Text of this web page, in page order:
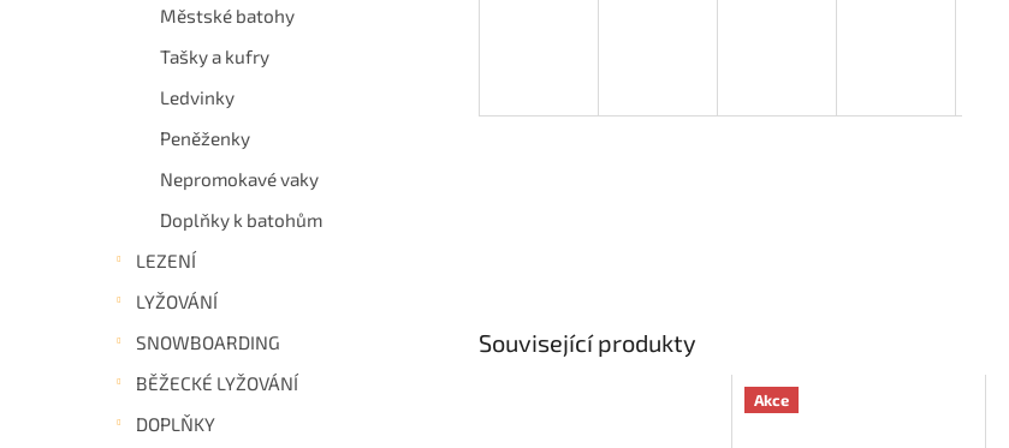
Městské batohy
Tašky a kufry
Ledvinky
Peněženky
Nepromokavé vaky
Doplňky k batohům
LEZENÍ
LYŽOVÁNÍ
SNOWBOARDING
BĚŽECKÉ LYŽOVÁNÍ
DOPLŇKY
Související produkty
Akce